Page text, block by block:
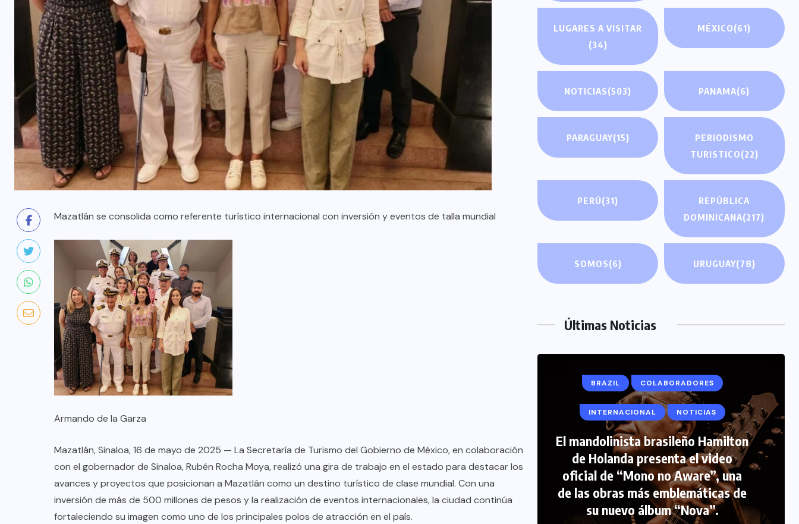
Mazatlán se consolida como referente turístico internacional con inversión y eventos de talla mundial
Armando de la Garza
Mazatlán, Sinaloa, 16 de mayo de 2025 — La Secretaría de Turismo del Gobierno de México, en colaboración
con el gobernador de Sinaloa, Rubén Rocha Moya, realizó una gira de trabajo en el estado para destacar los
avances y proyectos que posicionan a Mazatlán como un destino turístico de clase mundial. Con una
inversión de más de 500 millones de pesos y la realización de eventos internacionales, la ciudad continúa
fortaleciendo su imagen como uno de los principales polos de atracción en el país.
LUGARES A VISITAR
(34)
MÉXICO(61)
NOTICIAS(503) PANAMA(6)
PARAGUAY(15)
PERIODISMO
TURISTICO(22)
PERÚ(31)
REPÚBLICA
DOMINICANA(217)
SOMOS(6) URUGUAY(78)
Últimas Noticias
EL FIN DEL MILAGRO BOHEMIO:
TULUM EN BANCARROTA
TURÍSTICA POR ABUSOS Y FALTA
DE PLANEACIÓN
de Holanda presenta el video
oficial de “Mono no Aware”, una
de las obras más emblemáticas de
su nuevo álbum “Nova”.
COLABORADORES INTERNACIONAL
NOTICIAS PERIODISMO TURISTICO
FIPETUR se solidariza con
Venezuela